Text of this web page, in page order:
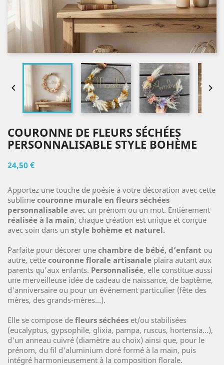
 
COURONNE DE FLEURS SÉCHÉES
PERSONNALISABLE STYLE BOHÈME
24,50 €
Apportez une touche de poésie à votre décoration avec cette
sublime couronne murale en fleurs séchées
personnalisable avec un prénom ou un mot. Entièrement
réalisée à la main, chaque création est unique et conçue
avec soin dans un style bohème et naturel.
Parfaite pour décorer une chambre de bébé, d’enfant ou
autre, cette couronne florale artisanale plaira autant aux
parents qu’aux enfants. Personnalisée, elle constitue aussi
une merveilleuse idée de cadeau de naissance, de baptême,
d'anniversaire ou pour un événement particulier (fête des
mères, des grands-mères…).
Elle se compose de fleurs séchées et/ou stabilisées
(eucalyptus, gypsophile, glixia, pampa, ruscus, hortensia…),
d'un anneau cuivré (diamètre au choix) ainsi que, pour le
prénom, du fil d'aluminium doré formé à la main, puis
intégré harmonieusement à la composition florale.